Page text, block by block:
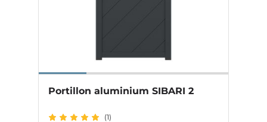
Portillon aluminium SIBARI 2
(1)